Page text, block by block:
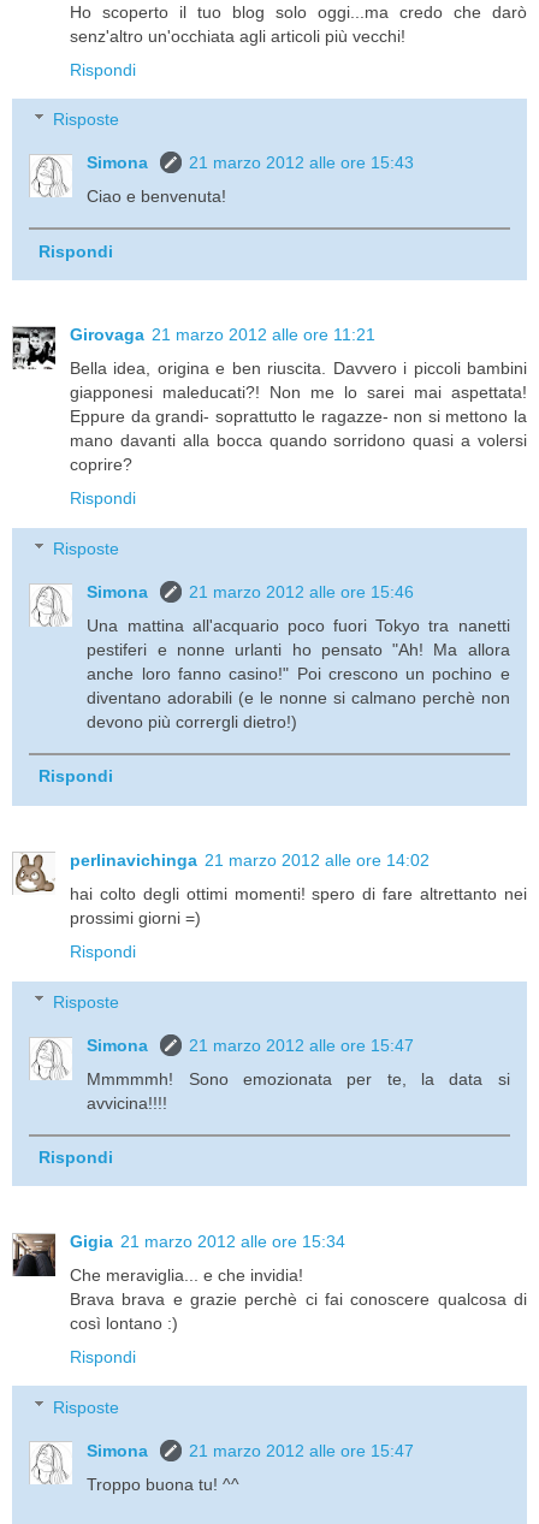
Ho scoperto il tuo blog solo oggi...ma credo che darò
senz'altro un'occhiata agli articoli più vecchi!
Rispondi
Risposte
Simona
21 marzo 2012 alle ore 15:43
Ciao e benvenuta!
Rispondi
Girovaga 21 marzo 2012 alle ore 11:21
Bella idea, origina e ben riuscita. Davvero i piccoli bambini
giapponesi maleducati?! Non me lo sarei mai aspettata!
Eppure da grandi- soprattutto le ragazze- non si mettono la
mano davanti alla bocca quando sorridono quasi a volersi
coprire?
Rispondi
Risposte
Simona
21 marzo 2012 alle ore 15:46
Una mattina all'acquario poco fuori Tokyo tra nanetti
pestiferi e nonne urlanti ho pensato "Ah! Ma allora
anche loro fanno casino!" Poi crescono un pochino e
diventano adorabili (e le nonne si calmano perchè non
devono più corrergli dietro!)
Rispondi
perlinavichinga 21 marzo 2012 alle ore 14:02
hai colto degli ottimi momenti! spero di fare altrettanto nei
prossimi giorni =)
Rispondi
Risposte
Simona
21 marzo 2012 alle ore 15:47
Mmmmmh! Sono emozionata per te, la data si
avvicina!!!!
Rispondi
Gigia 21 marzo 2012 alle ore 15:34
Che meraviglia... e che invidia!
Brava brava e grazie perchè ci fai conoscere qualcosa di
così lontano :)
Rispondi
Risposte
Simona
21 marzo 2012 alle ore 15:47
Troppo buona tu! ^^